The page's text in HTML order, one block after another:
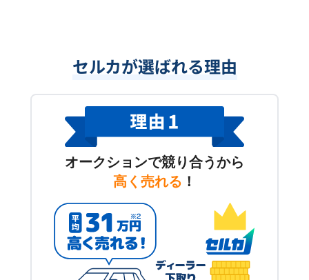
セルカが選ばれる理由
オークションで競り合うから
高く売れる ！